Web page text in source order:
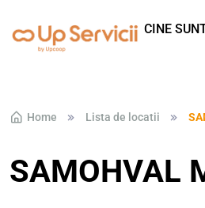
Skip to navigation
Skip to content
CINE
Home Lista de locatii
SAMOHVAL